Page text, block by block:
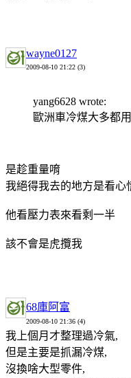
wayne0127
2009-08-10 21:22 (3)
yang6628 wrote:
歐洲車冷煤大多都
是趁重量唷
我絕得我去的地方是看心
他看壓力表來看剩一半
該不會是虎攬我
68庫阿富
2009-08-10 21:36 (4)
我上個月才整理過冷氣,
但是主要是抓漏冷煤,
沒換啥大型零件,